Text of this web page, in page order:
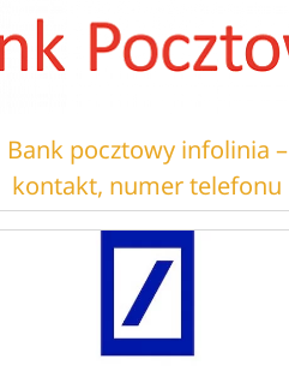
Bank pocztowy infolinia –
kontakt, numer telefonu